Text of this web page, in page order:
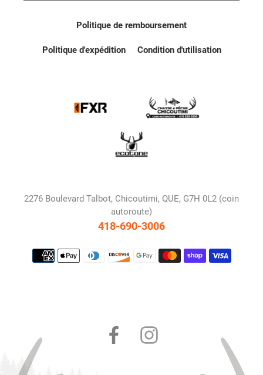
Politique de remboursement
Politique d'expédition Condition d'utilisation
2276 Boulevard Talbot, Chicoutimi, QUE, G7H 0L2 (coin
autoroute)
418-690-3006
Moyens
de
FacebookInstagram